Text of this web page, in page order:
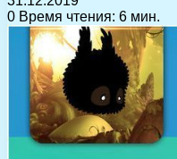
0 Время чтения: 6 мин.